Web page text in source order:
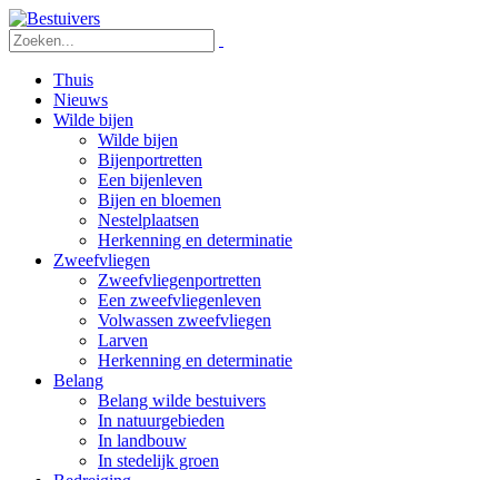
Thuis
Nieuws
Wilde bijen
Wilde bijen
Bijenportretten
Een bijenleven
Bijen en bloemen
Nestelplaatsen
Herkenning en determinatie
Zweefvliegen
Zweefvliegenportretten
Een zweefvliegenleven
Volwassen zweefvliegen
Larven
Herkenning en determinatie
Belang
Belang wilde bestuivers
In natuurgebieden
In landbouw
In stedelijk groen